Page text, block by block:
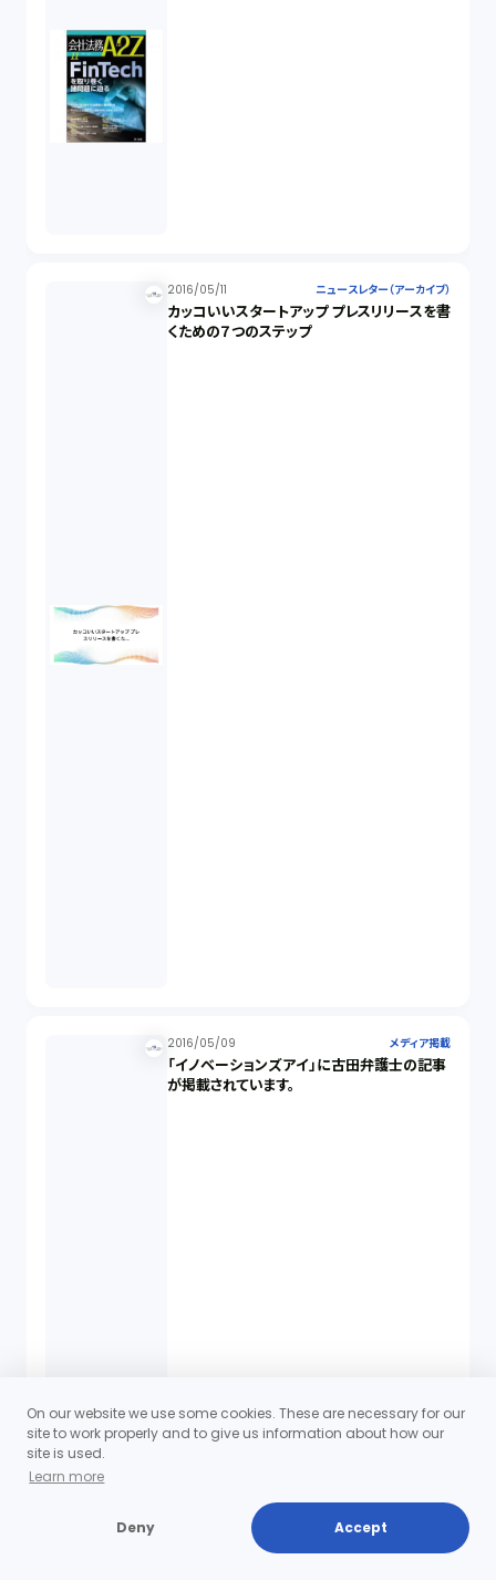
2016/05/11 ニュースレター（アーカイブ）
カッコいいスタートアップ プレスリリースを書
くための７つのステップ
2016/05/09 メディア掲載
「イノベーションズアイ」に古田弁護士の記事
が掲載されています。
On our website we use some cookies. These are necessary for our
site to work properly and to give us information about how our
site is used.
Learn more
Deny Accept